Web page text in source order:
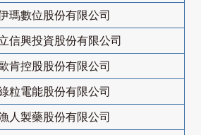
瑪數位股份有限公司
信興投資股份有限公司
歐肯控股股份有限公司
粒電能股份有限公司
人製藥股份有限公司